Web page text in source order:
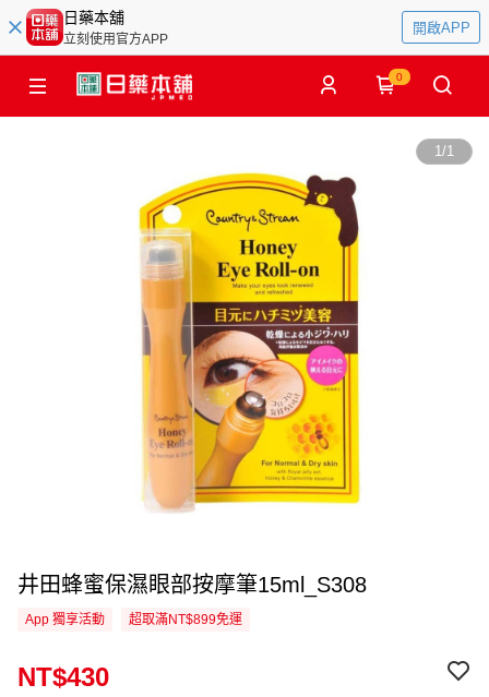
日藥本舖
立刻使用官方APP
開啟APP
0
1/1
井田蜂蜜保濕眼部按摩筆15ml_S308
App 獨享活動 超取滿NT$899免運
NT$430